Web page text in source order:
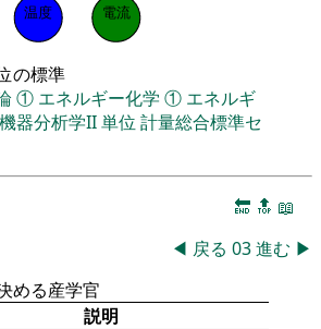
電流
温度
の標準
① エネルギー化学 ① エネルギ
機器分析学II単位 計量総合標準セ
🔚 🔝 📖
◀ 戻る 03進む ▶
める産学官
説明